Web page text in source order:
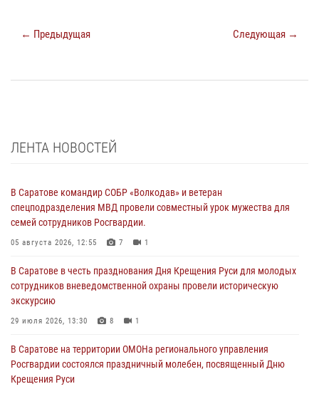
← Предыдущая Следующая →
ЛЕНТА НОВОСТЕЙ
В Саратове командир СОБР «Волкодав» и ветеран
спецподразделения МВД провели совместный урок мужества для
семей сотрудников Росгвардии.
05 августа 2026, 12:55 7 1
В Саратове в честь празднования Дня Крещения Руси для молодых
сотрудников вневедомственной охраны провели историческую
экскурсию
29 июля 2026, 13:30 8 1
В Саратове на территории ОМОНа регионального управления
Росгвардии состоялся праздничный молебен, посвященный Дню
Крещения Руси